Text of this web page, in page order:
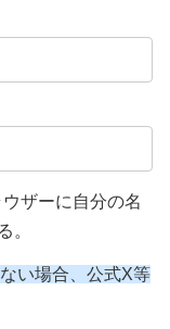
ザーに自分の名
。
い場合、公式X等